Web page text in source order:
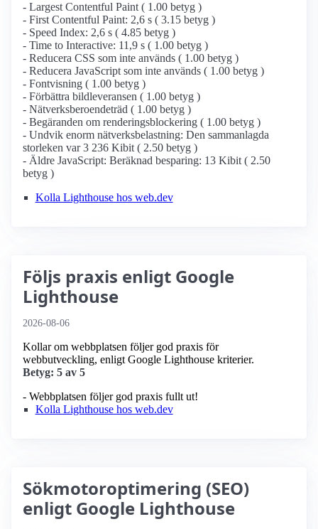
- Largest Contentful Paint ( 1.00 betyg )
- First Contentful Paint: 2,6 s ( 3.15 betyg )
- Speed Index: 2,6 s ( 4.85 betyg )
- Time to Interactive: 11,9 s ( 1.00 betyg )
- Reducera CSS som inte används ( 1.00 betyg )
- Reducera JavaScript som inte används ( 1.00 betyg )
- Fontvisning ( 1.00 betyg )
- Förbättra bildleveransen ( 1.00 betyg )
- Nätverksberoendeträd ( 1.00 betyg )
- Begäranden om renderingsblockering ( 1.00 betyg )
- Undvik enorm nätverksbelastning: Den sammanlagda
storleken var 3 236 Kibit ( 2.50 betyg )
- Äldre JavaScript: Beräknad besparing: 13 Kibit ( 2.50
betyg )
Kolla Lighthouse hos web.dev
Följs praxis enligt Google
Lighthouse
2026-08-06
Kollar om webbplatsen följer god praxis för
webbutveckling, enligt Google Lighthouse kriterier.
Betyg: 5 av 5
- Webbplatsen följer god praxis fullt ut!
Kolla Lighthouse hos web.dev
Sökmotoroptimering (SEO)
enligt Google Lighthouse